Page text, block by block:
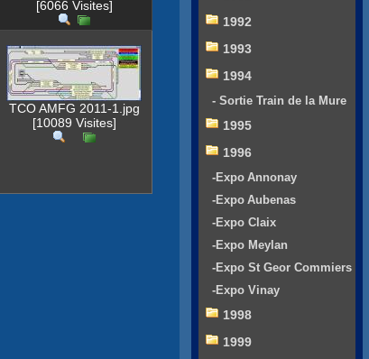
[6066 Visites]
TCO AMFG 2011-1.jpg
[10089 Visites]
1992
1993
1994
- Sortie Train de la Mure
1995
1996
-Expo Annonay
-Expo Aubenas
-Expo Claix
-Expo Meylan
-Expo St Geor Commiers
-Expo Vinay
1998
1999